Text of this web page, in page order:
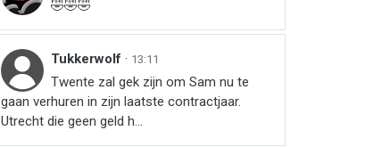
🤣🤣🤣
Tukkerwolf · 13:11
Twente zal gek zijn om Sam nu te
gaan verhuren in zijn laatste contractjaar.
Utrecht die geen geld h...